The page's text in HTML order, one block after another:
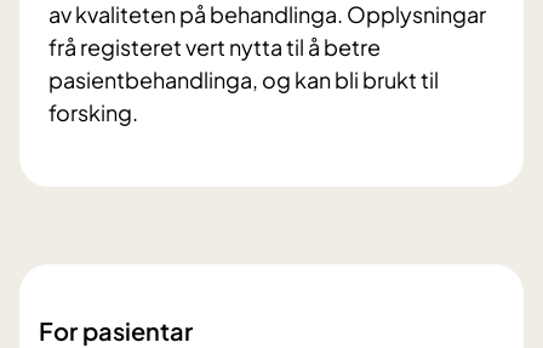
av kvaliteten på behandlinga. Opplysningar
frå registeret vert nytta til å betre
pasientbehandlinga, og kan bli brukt til
forsking.
For pasientar